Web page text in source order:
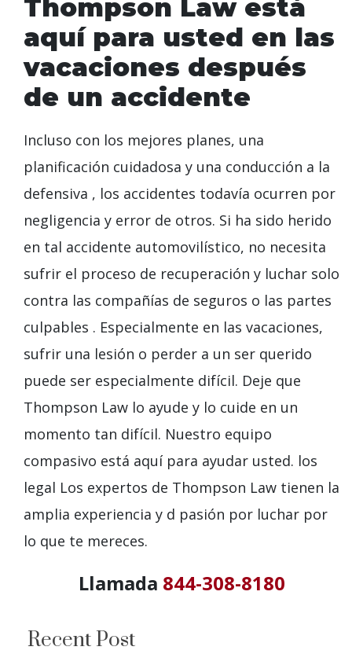
Thompson Law está
aquí para usted en las
vacaciones después
de un accidente
Incluso con los mejores planes, una
planificación cuidadosa y una conducción a la
defensiva , los accidentes todavía ocurren por
negligencia y error de otros. Si ha sido herido
en tal accidente automovilístico, no necesita
sufrir el proceso de recuperación y luchar solo
contra las compañías de seguros o las partes
culpables . Especialmente en las vacaciones,
sufrir una lesión o perder a un ser querido
puede ser especialmente difícil. Deje que
Thompson Law lo ayude y lo cuide en un
momento tan difícil. Nuestro equipo
compasivo está aquí para ayudar usted. los
legal Los expertos de Thompson Law tienen la
amplia experiencia y d pasión por luchar por
lo que te mereces.
Llamada 844-308-8180
Recent Post